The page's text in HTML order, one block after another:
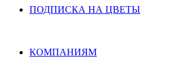
ПОДПИСКА НА ЦВЕТЫ
КОМПАНИЯМ